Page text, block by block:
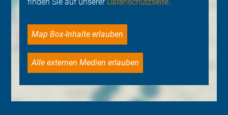
Map Box-Inhalte erlauben
Alle externen Medien erlauben